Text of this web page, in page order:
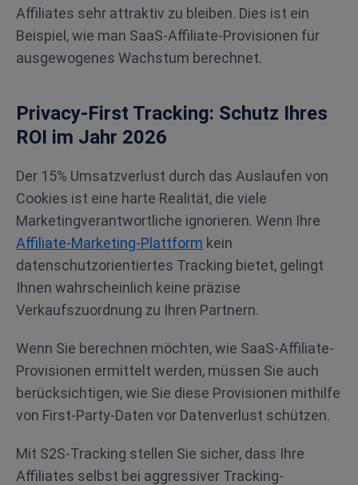
Affiliates sehr attraktiv zu bleiben. Dies ist ein
Beispiel, wie man SaaS-Affiliate-Provisionen für
ausgewogenes Wachstum berechnet.
Privacy-First Tracking: Schutz Ihres
ROI im Jahr 2026
Der 15% Umsatzverlust durch das Auslaufen von
Cookies ist eine harte Realität, die viele
Marketingverantwortliche ignorieren. Wenn Ihre
Affiliate-Marketing-Plattform kein
datenschutzorientiertes Tracking bietet, gelingt
Ihnen wahrscheinlich keine präzise
Verkaufszuordnung zu Ihren Partnern.
Wenn Sie berechnen möchten, wie SaaS-Affiliate-
Provisionen ermittelt werden, müssen Sie auch
berücksichtigen, wie Sie diese Provisionen mithilfe
von First-Party-Daten vor Datenverlust schützen.
Mit S2S-Tracking stellen Sie sicher, dass Ihre
Affiliates selbst bei aggressiver Tracking-